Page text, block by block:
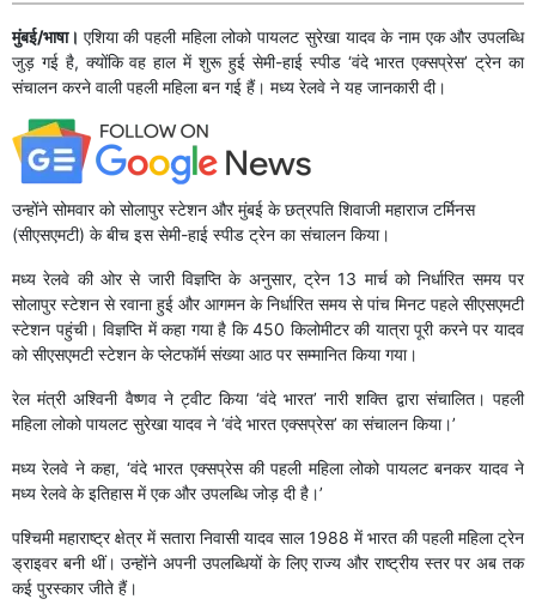
मुंबई/भाषा। एशिया की पहली महिला लोको पायलट सुरेखा यादव के नाम एक और उपलब्धि
जुड़ गई है, क्योंकि वह हाल में शुरू हुई सेमी-हाई स्पीड ‘वंदे भारत एक्सप्रेस’ ट्रेन का
संचालन करने वाली पहली महिला बन गई हैं। मध्य रेलवे ने यह जानकारी दी।
उन्होंने सोमवार को सोलापुर स्टेशन और मुंबई के छत्रपति शिवाजी महाराज टर्मिनस
(सीएसएमटी) के बीच इस सेमी-हाई स्पीड ट्रेन का संचालन किया।
मध्य रेलवे की ओर से जारी विज्ञप्ति के अनुसार, ट्रेन 13 मार्च को निर्धारित समय पर
सोलापुर स्टेशन से रवाना हुई और आगमन के निर्धारित समय से पांच मिनट पहले सीएसएमटी
स्टेशन पहुंची। विज्ञप्ति में कहा गया है कि 450 किलोमीटर की यात्रा पूरी करने पर यादव
को सीएसएमटी स्टेशन के प्लेटफॉर्म संख्या आठ पर सम्मानित किया गया।
रेल मंत्री अश्विनी वैष्णव ने ट्वीट किया ‘वंदे भारत’ नारी शक्ति द्वारा संचालित। पहली
महिला लोको पायलट सुरेखा यादव ने ‘वंदे भारत एक्सप्रेस’ का संचालन किया।’
मध्य रेलवे ने कहा, ‘वंदे भारत एक्सप्रेस की पहली महिला लोको पायलट बनकर यादव ने
मध्य रेलवे के इतिहास में एक और उपलब्धि जोड़ दी है।’
पश्चिमी महाराष्ट्र क्षेत्र में सतारा निवासी यादव साल 1988 में भारत की पहली महिला ट्रेन
ड्राइवर बनी थीं। उन्होंने अपनी उपलब्धियों के लिए राज्य और राष्ट्रीय स्तर पर अब तक
कई पुरस्कार जीते हैं।